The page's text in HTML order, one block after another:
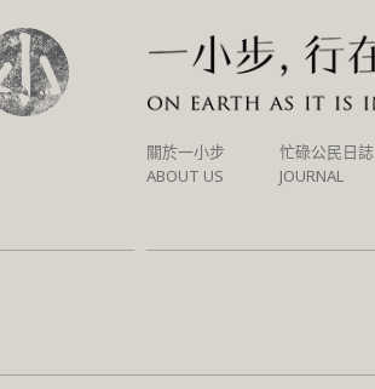
SKIP
TO
關於一小步
ABOUT US
忙碌公民日誌
JOURNAL